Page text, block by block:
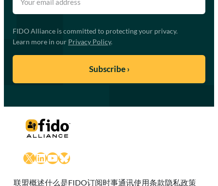
FIDO Alliance is committed to protecting your privacy.
Learn more in our Privacy Policy.
X LinkedIn
YouTube
Bluesky
联盟概述什么是FIDO订阅时事通讯使用条款隐私政策